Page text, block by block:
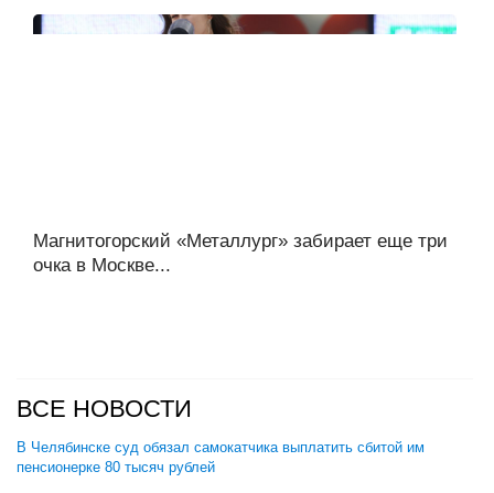
Магнитогорский «Металлург» забирает еще три
очка в Москве...
ВСЕ НОВОСТИ
В Челябинске суд обязал самокатчика выплатить сбитой им
пенсионерке 80 тысяч рублей